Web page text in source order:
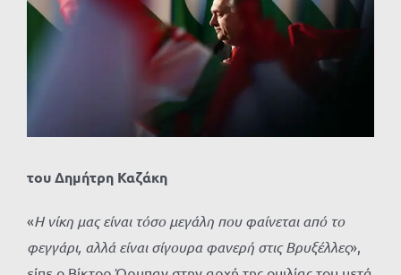
του Δημήτρη Καζάκη
«Η νίκη μας είναι τόσο μεγάλη που φαίνεται από το
φεγγάρι, αλλά είναι σίγουρα φανερή στις Βρυξέλλες»,